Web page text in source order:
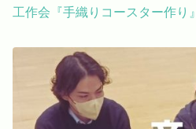
工作会『手織りコースター作り』